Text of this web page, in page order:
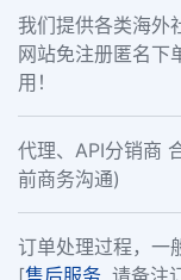
我们提供各类海外
网站免注册匿名下
用！
代理、API分销商
前商务沟通)
订单处理过程，一
[售后服务 , 请备注